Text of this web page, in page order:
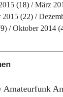
(18) März
2015(22)
Oktober 2014
Amateurfunk